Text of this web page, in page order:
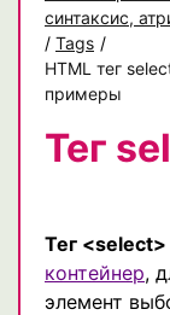
синтаксис,
/ Tags /
HTML тег
примеры
Тег
Тег <select>
контейнер,
элемент